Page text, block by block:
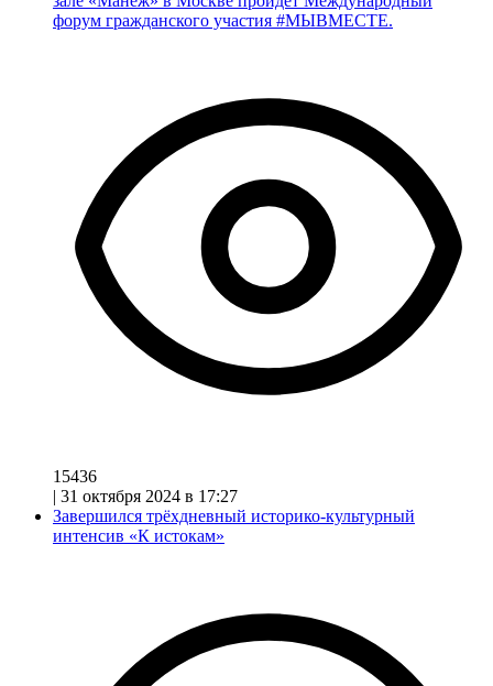
форум гражданского участия #МЫВМЕСТЕ.
15436
| 31 октября 2024 в 17:27
Завершился трёхдневный историко-культурный
интенсив «К истокам»